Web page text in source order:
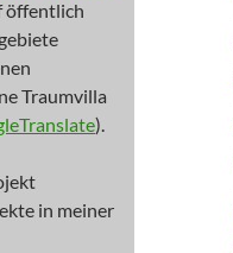
öffentlich
Traumvilla
).
in meiner